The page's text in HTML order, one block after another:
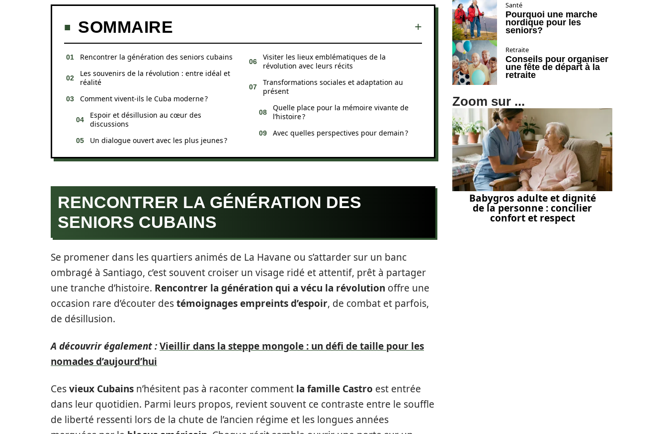
SOMMAIRE
Rencontrer la génération des seniors cubains
Les souvenirs de la révolution : entre idéal et
réalité
Comment vivent-ils le Cuba moderne ?
Espoir et désillusion au cœur des
discussions
Un dialogue ouvert avec les plus jeunes ?
Visiter les lieux emblématiques de la
révolution avec leurs récits
Transformations sociales et adaptation au
présent
Quelle place pour la mémoire vivante de
l’histoire ?
Avec quelles perspectives pour demain ?
RENCONTRER LA GÉNÉRATION DES
SENIORS CUBAINS
Se promener dans les quartiers animés de La Havane ou s’attarder sur un banc
ombragé à Santiago, c’est souvent croiser un visage ridé et attentif, prêt à partager
une tranche d’histoire. Rencontrer la génération qui a vécu la révolution offre une
occasion rare d’écouter destémoignages empreints d’espoir, de combat et parfois,
de désillusion.
A découvrir également :Vieillir dans la steppe mongole : un défi de taille pour les
nomades d’aujourd’hui
Cesvieux Cubains n’hésitent pas à raconter comment la famille Castro est entrée
dans leur quotidien. Parmi leurs propos, revient souvent ce contraste entre le souffle
de liberté ressenti lors de la chute de l’ancien régime et les longues années
Santé
Pourquoi une marche
nordique pour les
seniors?
Retraite
Conseils pour organiser
une fête de départ à la
retraite
Zoom sur ...
Babygros adulte et dignité
de la personne : concilier
confort et respect